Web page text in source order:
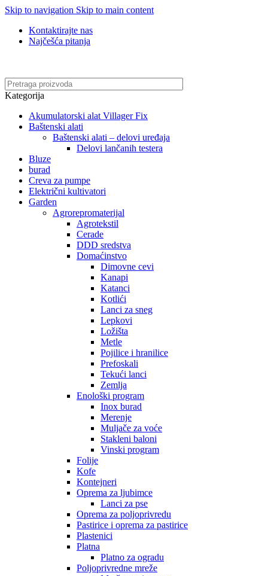
Skip to navigation Skip to main content
Kontaktirajte nas
Najčešća pitanja
Kategorija
Akumulatorski alat Villager Fix
Baštenski alati
Baštenski alati – delovi uređaja
Delovi lančanih testera
Bluze
burad
Creva za pumpe
Električni kultivatori
Garden
Agrorepromaterijal
Agrotekstil
Cerade
DDD sredstva
Domaćinstvo
Dimovne cevi
Kanapi
Katanci
Kotlići
Lanci za sneg
Lepkovi
Ložišta
Metle
Pojilice i hranilice
Prefoskali
Tekući lanci
Zemlja
Enološki program
Inox burad
Merenje
Muljače za voće
Stakleni baloni
Vinski program
Folije
Kofe
Kontejneri
Oprema za ljubimce
Lanci za pse
Oprema za poljoprivredu
Pastirice i oprema za pastirice
Plastenici
Platna
Platno za ogradu
Poljoprivredne mreže